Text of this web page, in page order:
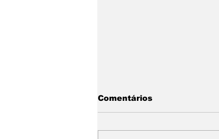
Comentários